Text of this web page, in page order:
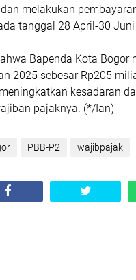
melakukan
tanggal 28 April-30
Bapenda Kota Bogor
2025 sebesar Rp205
kesadaran
pajaknya. (*/Ian)
PBB-P2 wajibpajak